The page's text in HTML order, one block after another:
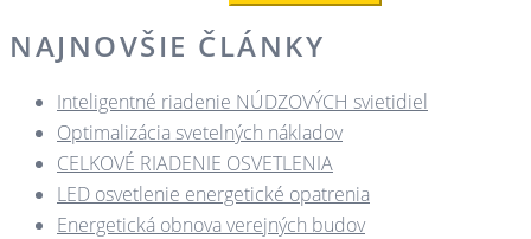
NAJNOVŠIE ČLÁNKY
Inteligentné riadenie NÚDZOVÝCH svietidiel
Optimalizácia svetelných nákladov
CELKOVÉ RIADENIE OSVETLENIA
LED osvetlenie energetické opatrenia
Energetická obnova verejných budov